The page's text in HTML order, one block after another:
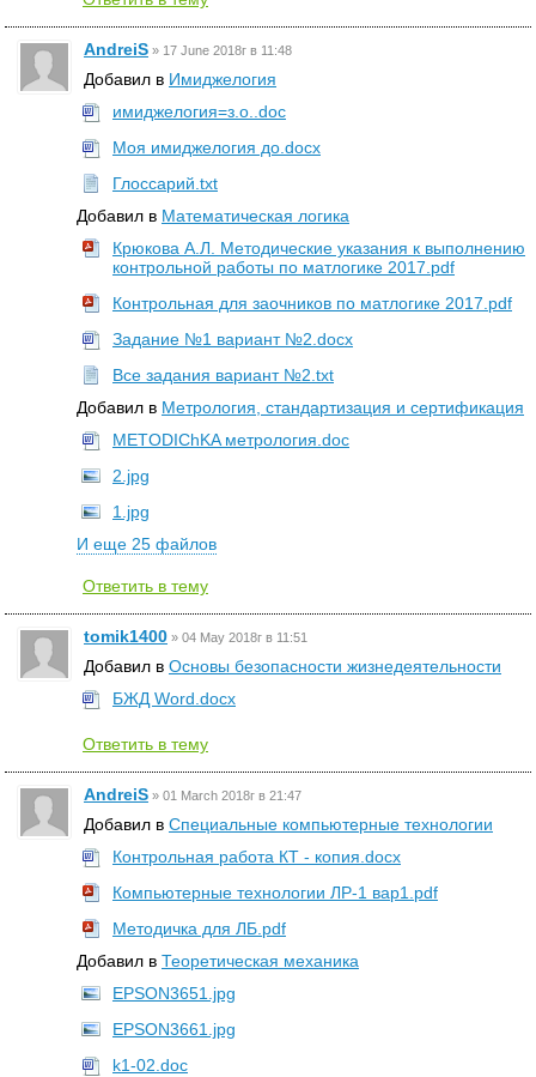
AndreiS » 17 June 2018г в 11:48
Добавил в Имиджелогия
имиджелогия=з.о..doc
Моя имиджелогия до.docx
Глоссарий.txt
Добавил в Математическая логика
Крюкова А.Л. Методические указания к выполнению
контрольной работы по матлогике 2017.pdf
Контрольная для заочников по матлогике 2017.pdf
Задание №1 вариант №2.docx
Все задания вариант №2.txt
Добавил в Метрология, стандартизация и сертификация
METODIChKA метрология.doc
2.jpg
1.jpg
И еще 25 файлов
Ответить в тему
tomik1400 » 04 May 2018г в 11:51
Добавил в Основы безопасности жизнедеятельности
БЖД Word.docx
Ответить в тему
AndreiS » 01 March 2018г в 21:47
Добавил в Специальные компьютерные технологии
Контрольная работа КТ - копия.docx
Компьютерные технологии ЛР-1 вар1.pdf
Методичка для ЛБ.pdf
Добавил в Теоретическая механика
EPSON3651.jpg
EPSON3661.jpg
k1-02.doc